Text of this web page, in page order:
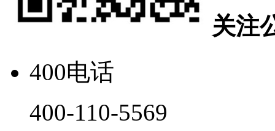
关注
400电话
400-110-5569